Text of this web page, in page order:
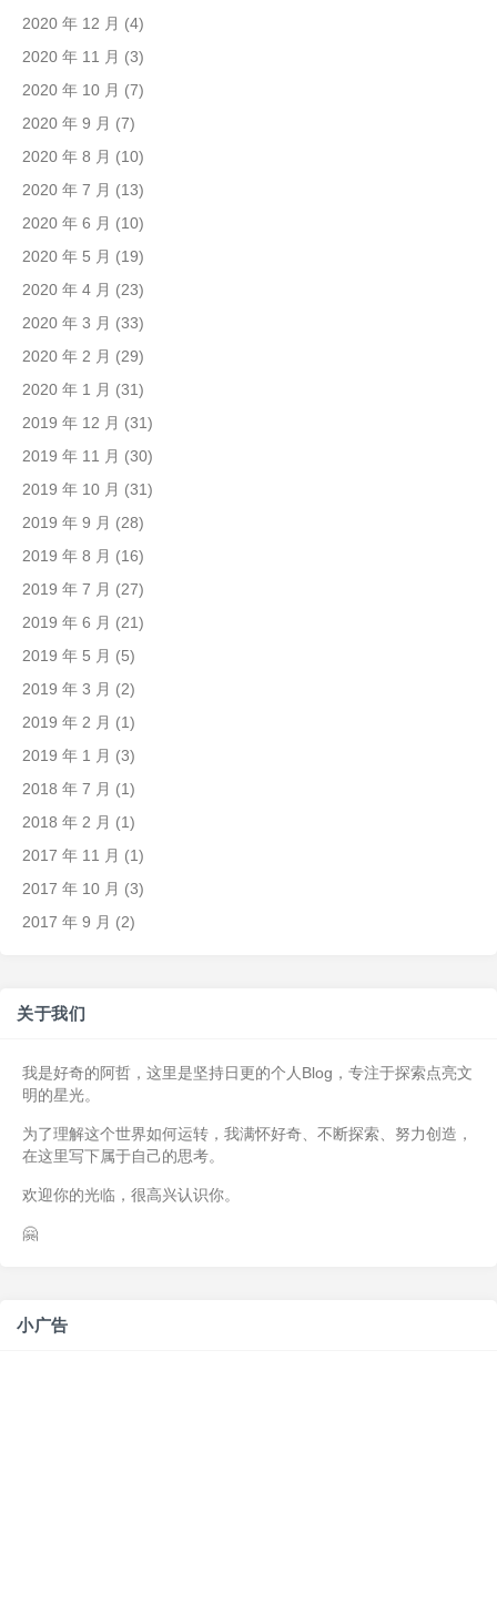
2020 年 12 月 (4)
2020 年 11 月 (3)
2020 年 10 月 (7)
2020 年 9 月 (7)
2020 年 8 月 (10)
2020 年 7 月 (13)
2020 年 6 月 (10)
2020 年 5 月 (19)
2020 年 4 月 (23)
2020 年 3 月 (33)
2020 年 2 月 (29)
2020 年 1 月 (31)
2019 年 12 月 (31)
2019 年 11 月 (30)
2019 年 10 月 (31)
2019 年 9 月 (28)
2019 年 8 月 (16)
2019 年 7 月 (27)
2019 年 6 月 (21)
2019 年 5 月 (5)
2019 年 3 月 (2)
2019 年 2 月 (1)
2019 年 1 月 (3)
2018 年 7 月 (1)
2018 年 2 月 (1)
2017 年 11 月 (1)
2017 年 10 月 (3)
2017 年 9 月 (2)
关于我们
我是好奇的阿哲，这里是坚持日更的个人Blog，专注于探索点亮文
明的星光。
为了理解这个世界如何运转，我满怀好奇、不断探索、努力创造，
在这里写下属于自己的思考。
欢迎你的光临，很高兴认识你。
🤗
小广告